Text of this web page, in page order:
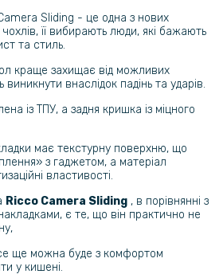
254 грн
299 грн
Camera Sliding для Apple iPhone 14 Pro
254 грн
Camera Sliding для Xiaomi Poco X5 Pro
Sliding - це одна з нових
її вибирають люди, які бажають
та стиль.
краще захищає від можливих
внаслідок падінь та ударів.
​​із ТПУ, а задня кришка із міцного
має текстурну поверхню, що
з гаджетом, а матеріал
властивості.
Ricco Camera Sliding , в порівнянні з
є те, що він практично не
ще можна буде з комфортом
у кишені.